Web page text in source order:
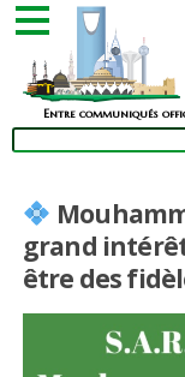
Entre communiqués
grand
être des